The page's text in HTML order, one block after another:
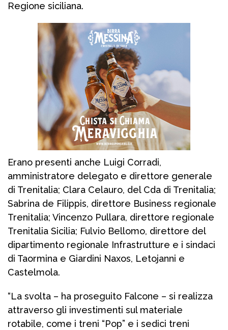
Regione siciliana.
Erano presenti anche Luigi Corradi,
amministratore delegato e direttore generale
di Trenitalia; Clara Celauro, del Cda di Trenitalia;
Sabrina de Filippis, direttore Business regionale
Trenitalia; Vincenzo Pullara, direttore regionale
Trenitalia Sicilia; Fulvio Bellomo, direttore del
dipartimento regionale Infrastrutture e i sindaci
di Taormina e Giardini Naxos, Letojanni e
Castelmola.
“La svolta – ha proseguito Falcone – si realizza
attraverso gli investimenti sul materiale
rotabile, come i treni “Pop” e i sedici treni